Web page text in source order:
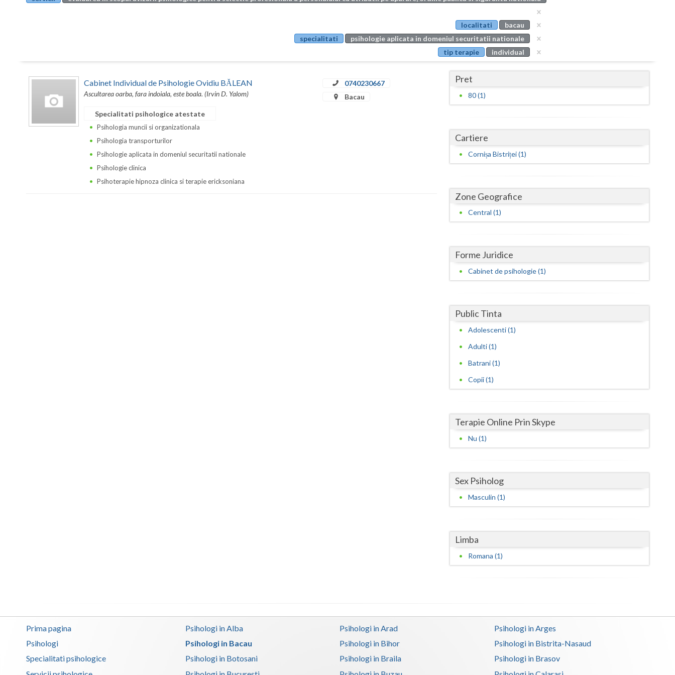
Buzau
Calarasi
Caras-Severin
Covasna
Dolj
Galati
Giurgiu
Gorj
Hunedoara
Ialomita
Ilfov
Neamt
Prahova
Salaj
Suceava
Timis
Tulcea
Vrancea
localitati
bacau
specialitati
psihologie aplicata in domeniul securitatii nationale
tip terapie
individual
Cabinet Individual de Psihologie Ovidiu BĂLEAN
Ascultarea oarba, fara indoiala, este boala. (Irvin D. Yalom)
0740230667
Bacau
Specialitati psihologice atestate
Psihologia muncii si organizationala
Psihologia transporturilor
Psihologie aplicata in domeniul securitatii nationale
Psihologie clinica
Psihoterapie hipnoza clinica si terapie ericksoniana
Pret
80 (1)
Cartiere
Cornișa Bistriței (1)
Zone Geografice
Central (1)
Forme Juridice
Cabinet de psihologie (1)
Public Tinta
Adolescenti (1)
Adulti (1)
Batrani (1)
Copii (1)
Terapie Online Prin Skype
Nu (1)
Sex Psiholog
Masculin (1)
Limba
Romana (1)
Prima pagina
Psihologi
Specialitati psihologice
Psihologi in Alba Psihologi in Arad
Psihologi in Arges
Psihologi in Bacau
Psihologi in Bihor
Psihologi in Bistrita-Nasaud
Psihologi in Botosani
Psihologi in Braila
Psihologi in Brasov